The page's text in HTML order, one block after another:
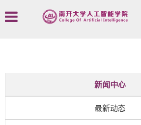
新闻中心
最新动态